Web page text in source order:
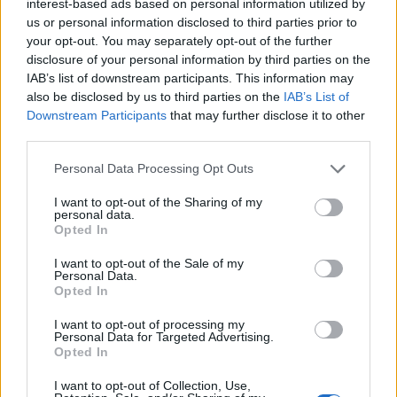
interest-based ads based on personal information utilized by
us or personal information disclosed to third parties prior to
your opt-out. You may separately opt-out of the further
disclosure of your personal information by third parties on the
IAB’s list of downstream participants. This information may
also be disclosed by us to third parties on the IAB’s List of
Downstream Participants that may further disclose it to other
Personal Data Processing Opt Outs
I want to opt-out of the Sharing of my
personal data.
Opted In
I want to opt-out of the Sale of my
Personal Data.
Opted In
I want to opt-out of processing my
Personal Data for Targeted Advertising.
Opted In
I want to opt-out of Collection, Use,
1,1569 δολάρια
10/08/2026 - 11:02
Ευρωαγορές: Οριακές διακυμάνσεις στην έναρξη
των συναλλαγών της εβδομάδας
10/08/2026 - 11:00 ΟΙΚΟΝΟΜΙΑ
Ο Τραμπ αναδημοσίευσε στο Truth Social
συνέντευξη του Πλεύρη για το μεταναστευτικό
Από τη Σπάρτη στη διεθνή ελίτ της γεύσης: Νέες
διακρίσεις για τις ελιές Σακελλαρόπουλου
10/08/2026 - 10:42 ΕΠΙΧΕΙΡΗΣΕΙΣ
ΑΑΔΕ: Φορολογικό «σαφάρι» στις τουριστικές
περιοχές, με οδηγό τις καταγγελίες πολιτών
10/08/2026 - 10:24 ΟΙΚΟΝΟΜΙΑ
κερδοφορία - Στόχος για το 2026 η ανάπτυξη και